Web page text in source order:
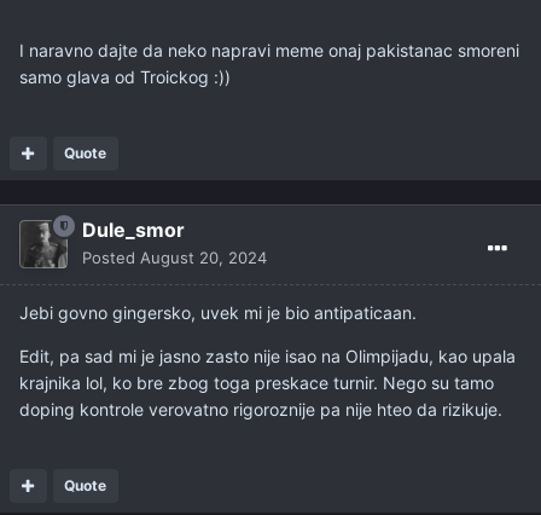
I naravno dajte da neko napravi meme onaj pakistanac smoreni
samo glava od Troickog :))
Quote
Dule_smor
Posted August 20, 2024
Jebi govno gingersko, uvek mi je bio antipaticaan.
Edit, pa sad mi je jasno zasto nije isao na Olimpijadu, kao upala
krajnika lol, ko bre zbog toga preskace turnir. Nego su tamo
doping kontrole verovatno rigoroznije pa nije hteo da rizikuje.
Quote